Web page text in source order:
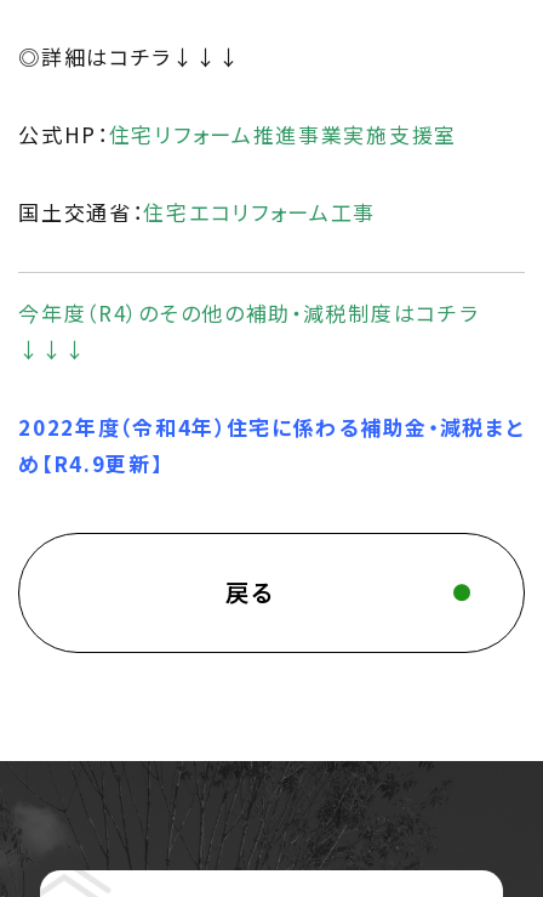
◎詳細はコチラ↓↓↓
公式HP：住宅リフォーム推進事業実施支援室
国土交通省：住宅エコリフォーム工事
今年度（R4）のその他の補助・減税制度はコチラ
↓↓↓
2022年度（令和4年）住宅に係わる補助金・減税まと
め【R4.9更新】
戻る